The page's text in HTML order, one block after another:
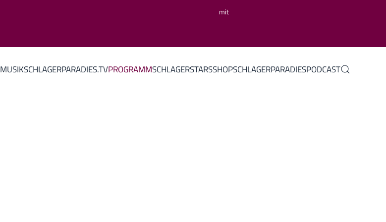
mit
MUSIKSCHLAGERPARADIES.TVPROGRAMMSCHLAGERSTARSSHOPSCHLAGERPARADIESPODCAST